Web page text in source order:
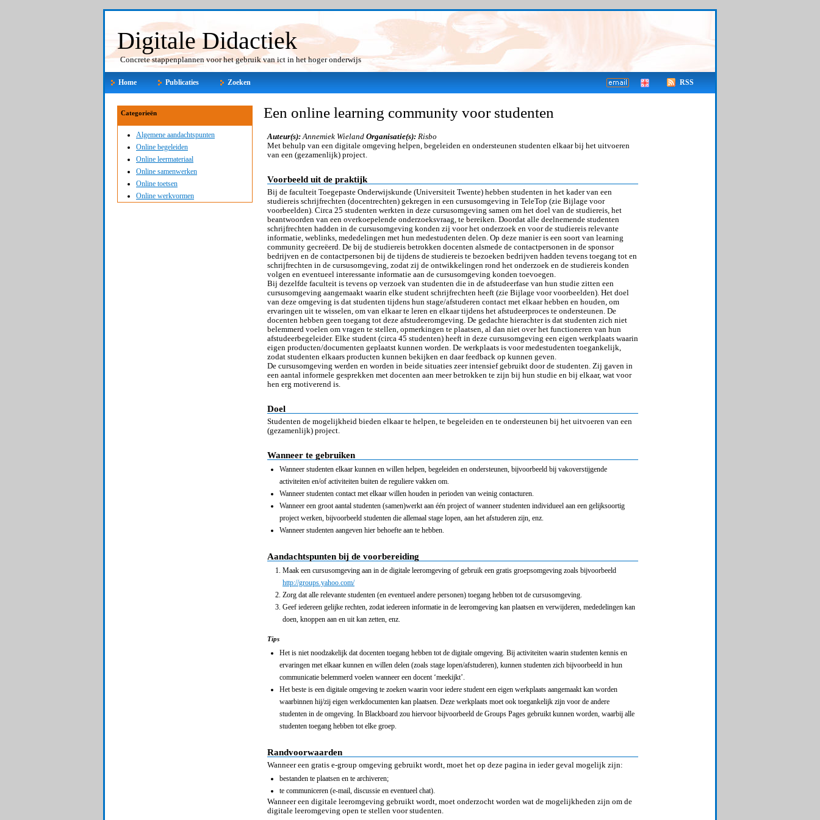
Digitale Didactiek
Concrete stappenplannen voor het gebruik van ict in het hoger onderwijs
Home Publicaties Zoeken RSS
Categorieën
Algemene aandachtspunten
Online begeleiden
Online leermateriaal
Online samenwerken
Online toetsen
Online werkvormen
Een online learning community voor studenten
Auteur(s):Annemiek Wieland Organisatie(s): Risbo
Met behulp van een digitale omgeving helpen, begeleiden en ondersteunen studenten elkaar bij het uitvoeren
van een (gezamenlijk) project.
Voorbeeld uit de praktijk
Bij de faculteit Toegepaste Onderwijskunde (Universiteit Twente) hebben studenten in het kader van een
studiereis schrijfrechten (docentrechten) gekregen in een cursusomgeving in TeleTop (zie Bijlage voor
voorbeelden). Circa 25 studenten werkten in deze cursusomgeving samen om het doel van de studiereis, het
beantwoorden van een overkoepelende onderzoeksvraag, te bereiken. Doordat alle deelnemende studenten
schrijfrechten hadden in de cursusomgeving konden zij voor het onderzoek en voor de studiereis relevante
informatie, weblinks, mededelingen met hun medestudenten delen. Op deze manier is een soort van learning
community gecreëerd. De bij de studiereis betrokken docenten alsmede de contactpersonen in de sponsor
bedrijven en de contactpersonen bij de tijdens de studiereis te bezoeken bedrijven hadden tevens toegang tot en
schrijfrechten in de cursusomgeving, zodat zij de ontwikkelingen rond het onderzoek en de studiereis konden
volgen en eventueel interessante informatie aan de cursusomgeving konden toevoegen.
Bij dezelfde faculteit is tevens op verzoek van studenten die in de afstudeerfase van hun studie zitten een
cursusomgeving aangemaakt waarin elke student schrijfrechten heeft (zie Bijlage voor voorbeelden). Het doel
van deze omgeving is dat studenten tijdens hun stage/afstuderen contact met elkaar hebben en houden, om
ervaringen uit te wisselen, om van elkaar te leren en elkaar tijdens het afstudeerproces te ondersteunen. De
docenten hebben geen toegang tot deze afstudeeromgeving. De gedachte hierachter is dat studenten zich niet
belemmerd voelen om vragen te stellen, opmerkingen te plaatsen, al dan niet over het functioneren van hun
afstudeerbegeleider. Elke student (circa 45 studenten) heeft in deze cursusomgeving een eigen werkplaats waarin
eigen producten/documenten geplaatst kunnen worden. De werkplaats is voor medestudenten toegankelijk,
zodat studenten elkaars producten kunnen bekijken en daar feedback op kunnen geven.
De cursusomgeving werden en worden in beide situaties zeer intensief gebruikt door de studenten. Zij gaven in
een aantal informele gesprekken met docenten aan meer betrokken te zijn bij hun studie en bij elkaar, wat voor
hen erg motiverend is.
Doel
Studenten de mogelijkheid bieden elkaar te helpen, te begeleiden en te ondersteunen bij het uitvoeren van een
(gezamenlijk) project.
Wanneer te gebruiken
Wanneer studenten elkaar kunnen en willen helpen, begeleiden en ondersteunen, bijvoorbeeld bij vakoverstijgende
activiteiten en/of activiteiten buiten de reguliere vakken om.
Wanneer studenten contact met elkaar willen houden in perioden van weinig contacturen.
Wanneer een groot aantal studenten (samen)werkt aan één project of wanneer studenten individueel aan een gelijksoortig
project werken, bijvoorbeeld studenten die allemaal stage lopen, aan het afstuderen zijn, enz.
Wanneer studenten aangeven hier behoefte aan te hebben.
Aandachtspunten bij de voorbereiding
Maak een cursusomgeving aan in de digitale leeromgeving of gebruik een gratis groepsomgeving zoals bijvoorbeeld
http://groups.yahoo.com/
Zorg dat alle relevante studenten (en eventueel andere personen) toegang hebben tot de cursusomgeving.
Geef iedereen gelijke rechten, zodat iedereen informatie in de leeromgeving kan plaatsen en verwijderen, mededelingen kan
doen, knoppen aan en uit kan zetten, enz.
Tips
Het is niet noodzakelijk dat docenten toegang hebben tot de digitale omgeving. Bij activiteiten waarin studenten kennis en
ervaringen met elkaar kunnen en willen delen (zoals stage lopen/afstuderen), kunnen studenten zich bijvoorbeeld in hun
communicatie belemmerd voelen wanneer een docent ‘meekijkt’.
Het beste is een digitale omgeving te zoeken waarin voor iedere student een eigen werkplaats aangemaakt kan worden
waarbinnen hij/zij eigen werkdocumenten kan plaatsen. Deze werkplaats moet ook toegankelijk zijn voor de andere
studenten in de omgeving. In Blackboard zou hiervoor bijvoorbeeld de Groups Pages gebruikt kunnen worden, waarbij alle
studenten toegang hebben tot elke groep.
Randvoorwaarden
Wanneer een gratis e-group omgeving gebruikt wordt, moet het op deze pagina in ieder geval mogelijk zijn:
bestanden te plaatsen en te archiveren;
te communiceren (e-mail, discussie en eventueel chat).
Wanneer een digitale leeromgeving gebruikt wordt, moet onderzocht worden wat de mogelijkheden zijn om de
digitale leeromgeving open te stellen voor studenten.